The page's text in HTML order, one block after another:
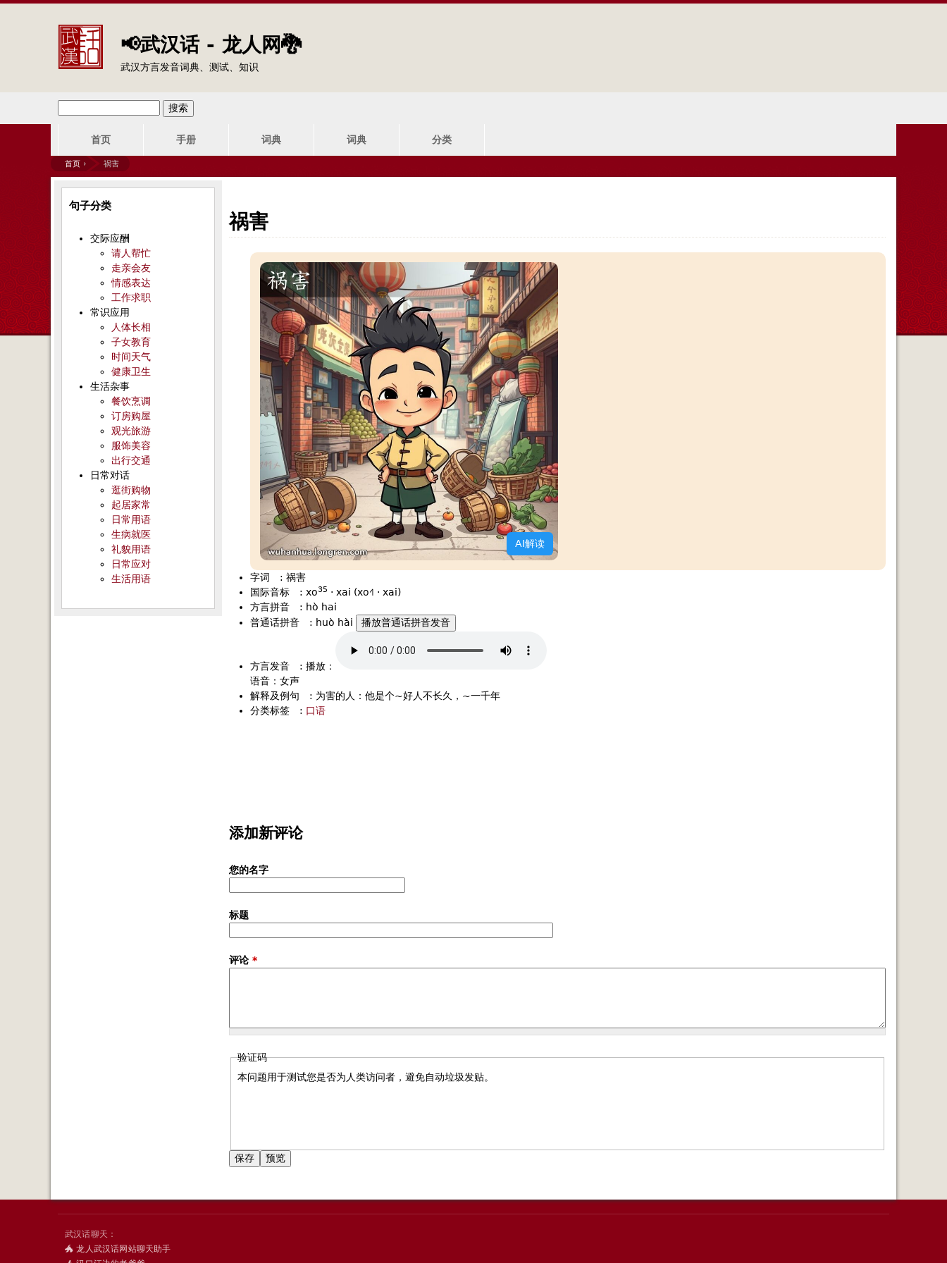
📢武汉话 - 龙人网🐉
武汉方言发音词典、测试、知识
索
表
单
菜
单
首页 手册 词典 词典 分类
你
首页 › 祸害
祸害
AI解读
字词 : 祸害
国际音标
: xo35 · xai (xo˧˥ · xai)
方言拼音
: hò hai
普通话拼音
: huò hài 播放普通话拼音发音
方言发音 : 播放：
语音：女声
解释及例句
: 为害的人：他是个~好人不长久，~一千年
分类标签
: 口语
添加新评论
您的名字
标题
评论 *
验证码
本问题用于测试您是否为人类访问者，避免自动垃圾发贴。
句子分类
交际应酬
请人帮忙
走亲会友
情感表达
工作求职
常识应用
人体长相
子女教育
时间天气
健康卫生
生活杂事
餐饮烹调
订房购屋
观光旅游
服饰美容
出行交通
日常对话
逛街购物
起居家常
日常用语
生病就医
礼貌用语
日常应对
生活用语
武汉话聊天：
🐲 龙人武汉话网站聊天助手